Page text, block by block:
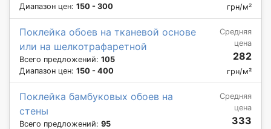
Диапазон цен: 150 - 300 грн/м²
Поклейка обоев на тканевой основе
или на шелкотрафаретной
Всего предложений: 105
Диапазон цен: 150 - 400
Средняя
цена
282
грн/м²
Поклейка бамбуковых обоев на
стены
Всего предложений: 95
Средняя
цена
333